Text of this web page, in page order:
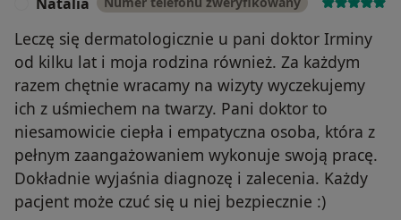
Leczę się dermatologicznie u pani doktor Irminy
od kilku lat i moja rodzina również. Za każdym
razem chętnie wracamy na wizyty wyczekujemy
ich z uśmiechem na twarzy. Pani doktor to
niesamowicie ciepła i empatyczna osoba, która z
pełnym zaangażowaniem wykonuje swoją pracę.
Dokładnie wyjaśnia diagnozę i zalecenia. Każdy
pacjent może czuć się u niej bezpiecznie :)